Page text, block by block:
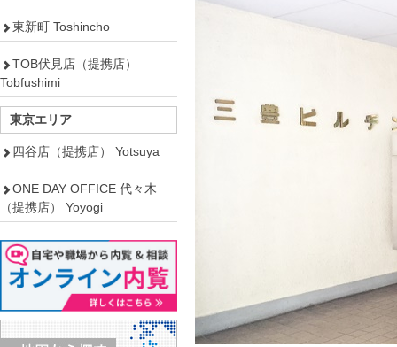
東新町 Toshincho
TOB伏見店（提携店）
Tobfushimi
東京エリア
四谷店（提携店） Yotsuya
ONE DAY OFFICE 代々木
（提携店） Yoyogi